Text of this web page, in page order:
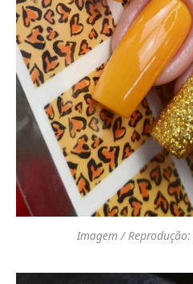
Imagem /